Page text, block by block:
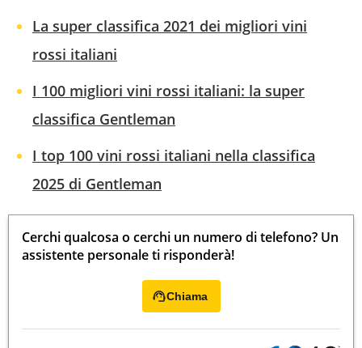
La super classifica 2021 dei migliori vini
rossi italiani
I 100 migliori vini rossi italiani: la super
classifica Gentleman
I top 100 vini rossi italiani nella classifica
2025 di Gentleman
Cerchi qualcosa o cerchi un numero di telefono? Un
assistente personale ti risponderà!
Chiama